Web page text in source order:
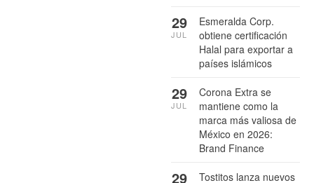
Esmeralda Corp.
obtiene certificación
Halal para exportar a
países islámicos
29
JUL
Corona Extra se
mantiene como la
marca más valiosa de
México en 2026:
Brand Finance
29
JUL
Tostitos lanza nuevos
29